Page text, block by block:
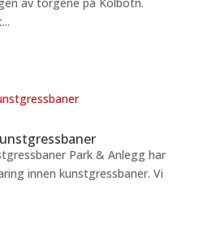
Park & Anlegg har
innen kunstgressbaner. Vi